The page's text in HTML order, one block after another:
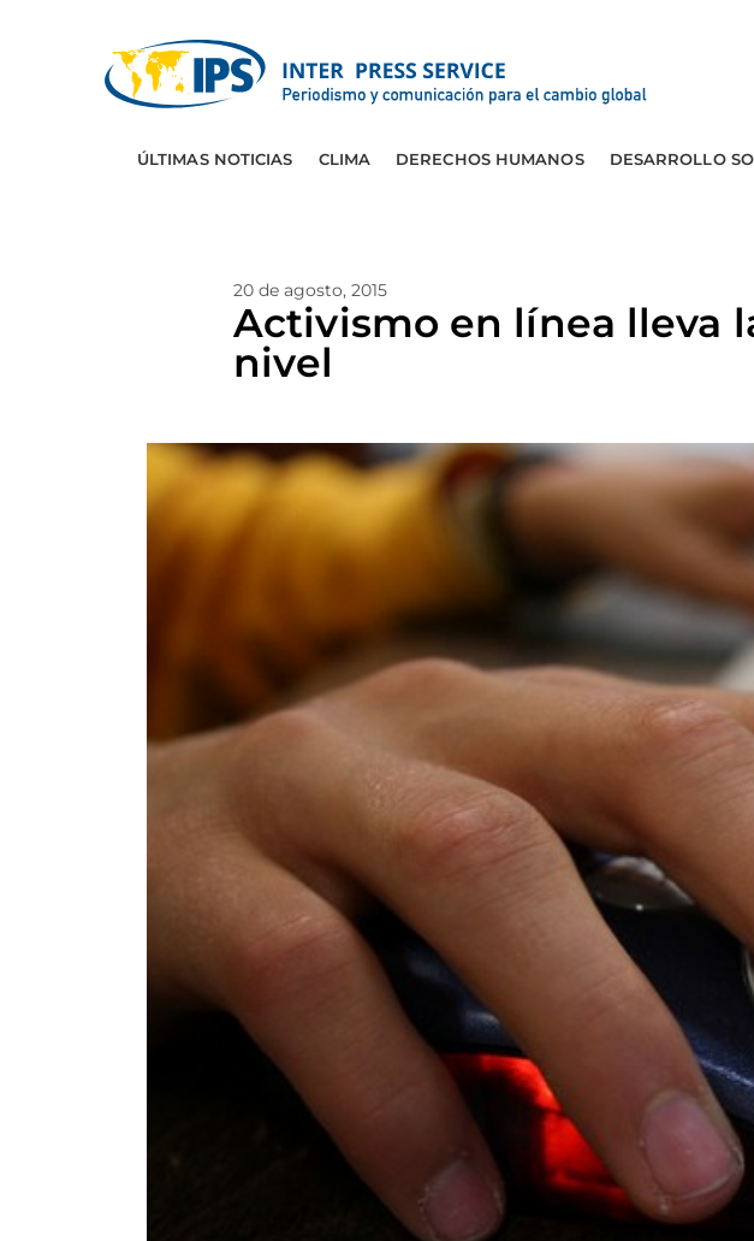
ÚLTIMAS NOTICIAS CLIMA DERECHOS HUMANOS DESARROLLO
20 de agosto, 2015
Activismo en línea lleva
nivel